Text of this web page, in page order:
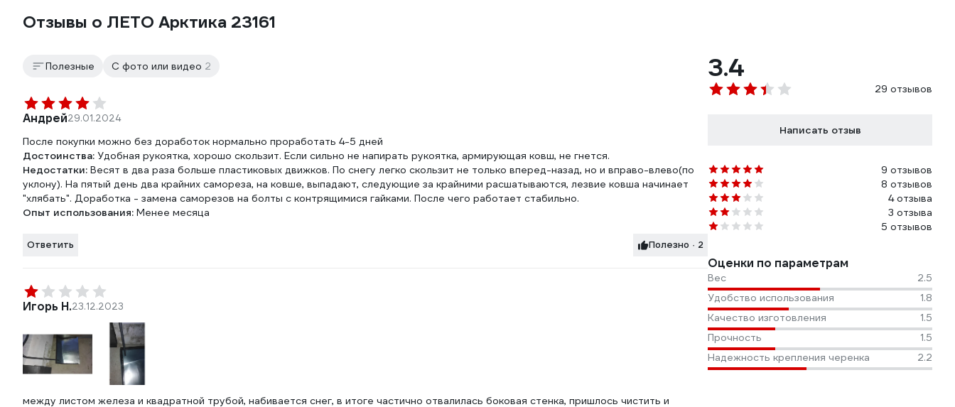
Отзывы о ЛЕТО Арктика 23161
3.4
29 отзывов
Написать отзыв
9 отзывов
8 отзывов
4 отзыва
3 отзыва
5 отзывов
Оценки по параметрам
Вес
2.5
Удобство использования
1.8
Качество изготовления
1.5
Прочность
1.5
Надежность крепления черенка
2.2
Полезные С фото или видео 2
Андрей29.01.2024
После покупки можно без доработок нормально проработать 4-5 дней
Достоинства: Удобная рукоятка, хорошо скользит. Если сильно не напирать рукоятка, армирующая ковш, не гнется.
Недостатки: Весят в два раза больше пластиковых движков. По снегу легко скользит не только вперед-назад, но и вправо-влево(по
уклону). На пятый день два крайних самореза, на ковше, выпадают, следующие за крайними расшатываются, лезвие ковша начинает
"хлябать". Доработка - замена саморезов на болты с контрящимися гайками. После чего работает стабильно.
Опыт использования: Менее месяца
Ответить Полезно · 2
Игорь Н.23.12.2023
между листом железа и квадратной трубой, набивается снег, в итоге частично отвалилась боковая стенка, пришлось чистить и